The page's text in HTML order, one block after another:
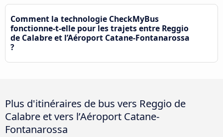
Comment la technologie CheckMyBus
fonctionne-t-elle pour les trajets entre Reggio
de Calabre et l’Aéroport Catane-Fontanarossa
?
Plus d'itinéraires de bus vers Reggio de
Calabre et vers l’Aéroport Catane-
Fontanarossa